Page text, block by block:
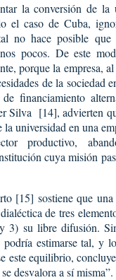
la conversión de la
el caso de Cuba,
no hace posible que
pocos. De este
porque la empresa,
de la sociedad
financiamiento
Silva [14], advierten
universidad en una
productivo,
cuya misión
[15] sostiene que
de tres
3) su libre difusión.
estimarse tal, y
este equilibrio,
desvalora a sí misma”.